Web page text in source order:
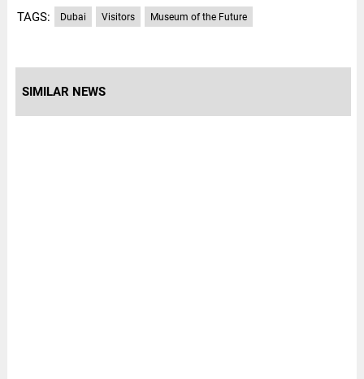
TAGS: Dubai Visitors Museum of the Future
SIMILAR NEWS